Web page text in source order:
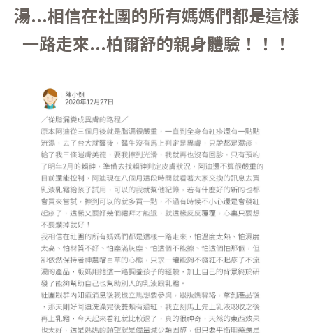
湯...相信在社團的所有媽媽們都是這樣
一路走來...柏爾舒的親身體驗！！！